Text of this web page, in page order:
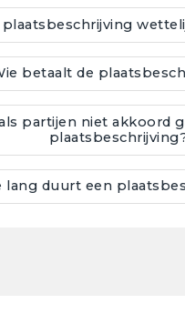
plaatsbeschrijving
betaalt de
partijen niet akkoord
lang duurt een